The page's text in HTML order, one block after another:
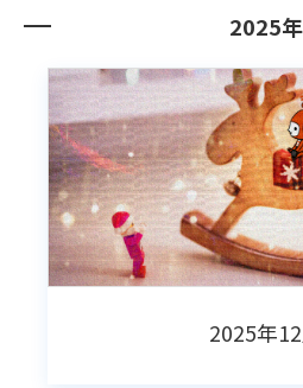
2025年
2025年